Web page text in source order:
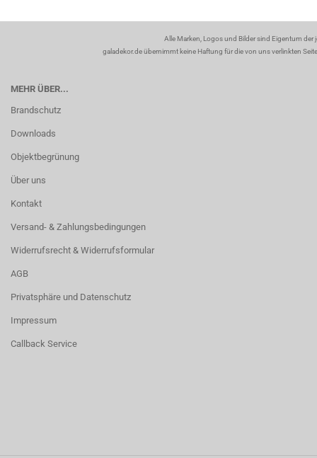
Alle Marken, Logos und Bilder sind Eigentum
galadekor.de übernimmt keine Haftung für die von uns verlinkten
MEHR ÜBER...
Brandschutz
Downloads
Objektbegrünung
Über uns
Kontakt
Versand- & Zahlungsbedingungen
Widerrufsrecht & Widerrufsformular
AGB
Privatsphäre und Datenschutz
Impressum
Callback Service